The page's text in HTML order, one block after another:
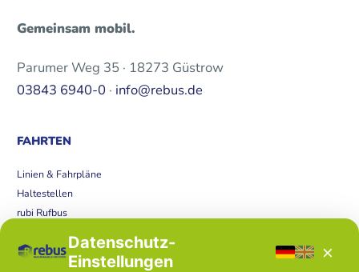
Gemeinsam mobil.
Parumer Weg 35 · 18273 Güstrow
03843 6940-0 · info@rebus.de
FAHRTEN
Linien & Fahrpläne
Haltestellen
rubi Rufbus
Störungen Datenschutz-
Einstellungen
×